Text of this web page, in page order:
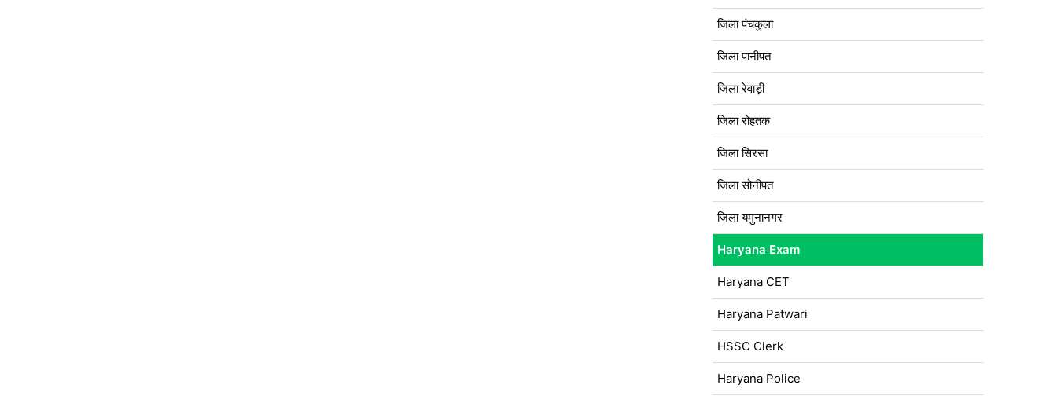
जिला पंचकुला
जिला पानीपत
जिला रेवाड़ी
जिला रोहतक
जिला सिरसा
जिला सोनीपत
जिला यमुनानगर
Haryana Exam
Haryana CET
Haryana Patwari
HSSC Clerk
Haryana Police